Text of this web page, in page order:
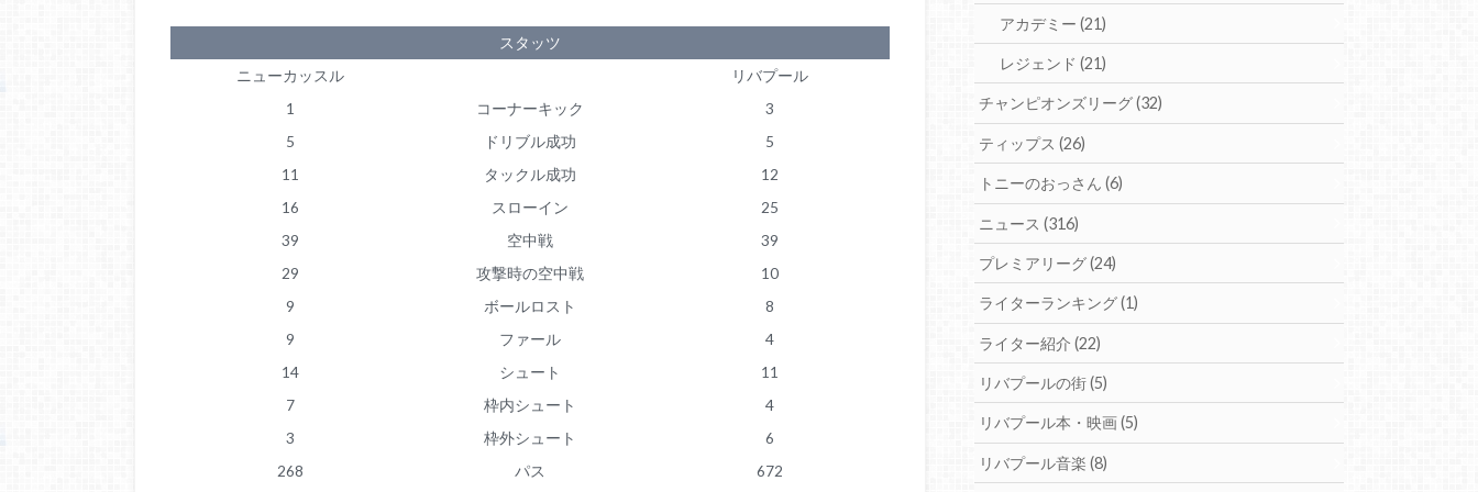
スタッツ
ニューカッスル
リバプール
1
コーナーキック
3
5
ドリブル成功
5
11
タックル成功
12
16
スローイン
25
39
空中戦
39
29
攻撃時の空中戦
10
9
ボールロスト
8
9
ファール
4
14
シュート
11
7
枠内シュート
4
3
枠外シュート
6
268
パス 672
アカデミー(21)
レジェンド(21)
チャンピオンズリーグ(32)
ティップス(26)
トニーのおっさん(6)
ニュース(316)
プレミアリーグ(24)
ライターランキング(1)
ライター紹介(22)
リバプールの街(5)
リバプール本・映画(5)
リバプール音楽(8)